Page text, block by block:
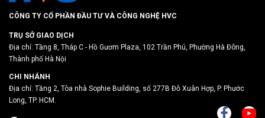
CÔNG TY CỔ PHẦN ĐẦU TƯ VÀ CÔNG NGHỆ HVC
TRỤ SỞ GIAO DỊCH
Địa chỉ: Tầng 8, Tháp C - Hồ Gươm Plaza, 102 Trần Phú, Phường Hà Đông,
Thành phố Hà Nội
CHI NHÁNH
Địa chỉ: Tầng 2, Tòa nhà Sophie Building, số 277B Đỗ Xuân Hợp, P. Phước
Long, TP. HCM.